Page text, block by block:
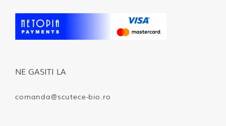
NE GASITI LA
comanda@scutece-bio.ro